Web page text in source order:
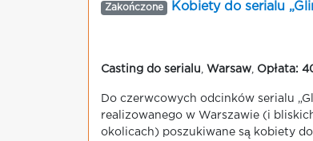
Zakończone Kobiety do serialu
Casting do serialu Warsaw Opłata:
Do czerwcowych odcinków serialu
realizowanego w Warszawie (i
okolicach) poszukiwane są kobiety